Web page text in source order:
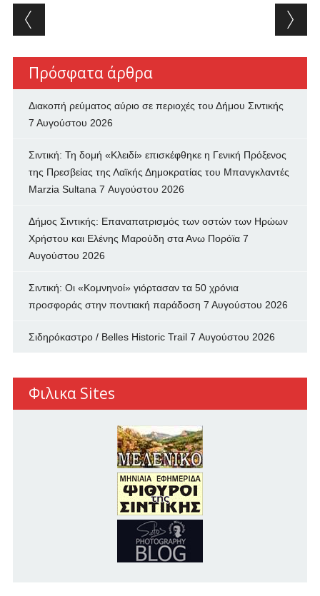
Post navigation
Πρόσφατα άρθρα
Διακοπή ρεύματος αύριο σε περιοχές του Δήμου Σιντικής
7 Αυγούστου 2026
Σιντική: Τη δομή «Κλειδί» επισκέφθηκε η Γενική Πρόξενος
της Πρεσβείας της Λαϊκής Δημοκρατίας του Μπανγκλαντές
Marzia Sultana 7 Αυγούστου 2026
Δήμος Σιντικής: Επαναπατρισμός των oστών των Ηρώων
Χρήστου και Ελένης Μαρούδη στα Ανω Πορόϊα 7
Αυγούστου 2026
Σιντική: Οι «Κομνηνοί» γιόρτασαν τα 50 χρόνια
προσφοράς στην ποντιακή παράδοση 7 Αυγούστου 2026
Σιδηρόκαστρο / Belles Historic Trail 7 Αυγούστου 2026
Φιλικα Sites